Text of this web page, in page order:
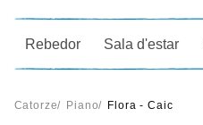
Rebedor Sala d'estar
Catorze/ Piano/ Flora - Caic